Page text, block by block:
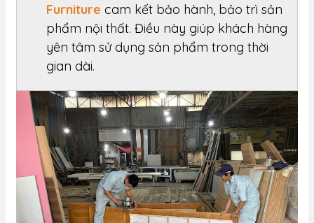
Furniture cam kết bảo hành, bảo trì sản
phẩm nội thất. Điều này giúp khách hàng
yên tâm sử dụng sản phẩm trong thời
gian dài.